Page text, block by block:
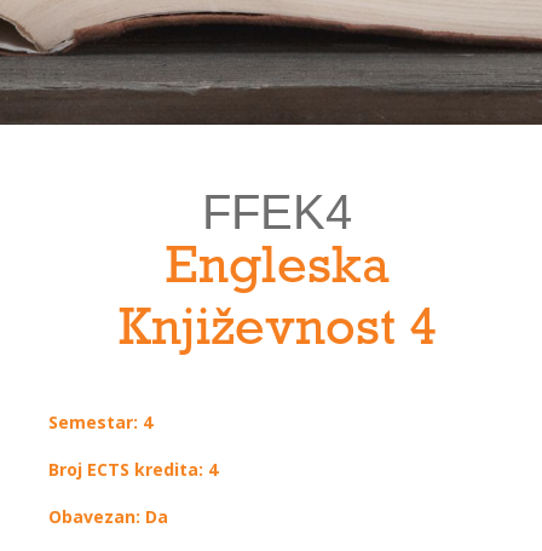
FFEK4
Engleska
Književnost 4
Semestar: 4
Broj ECTS kredita: 4
Obavezan: Da